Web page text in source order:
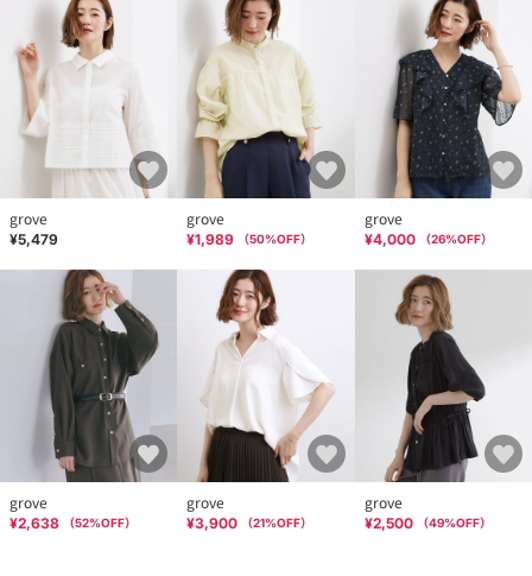
grove
¥5,479
grove
¥1,989 （50%OFF）
grove
¥4,000 （26%OFF）
grove
¥2,638 （52%OFF）
grove
¥3,900 （21%OFF）
grove
¥2,500 （49%OFF）